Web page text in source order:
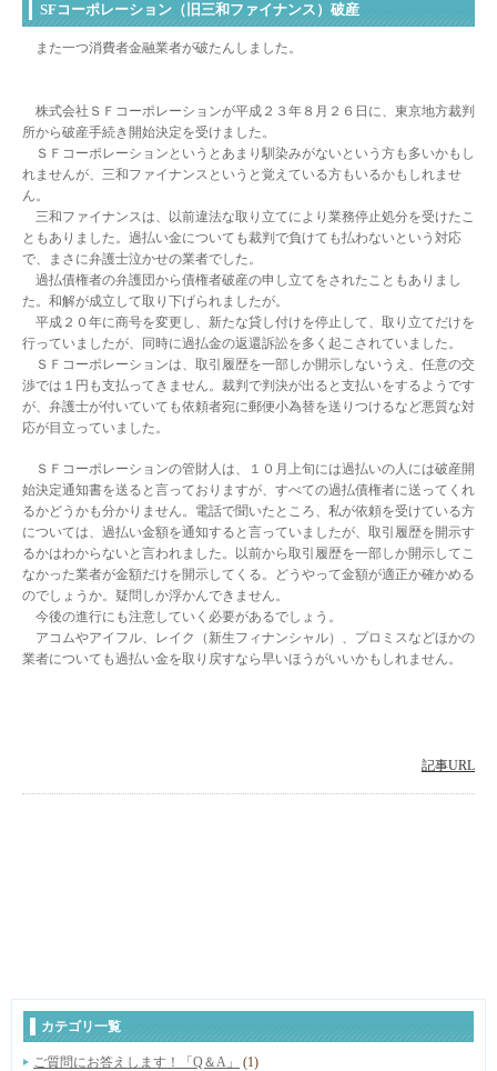
SFコーポレーション（旧三和ファイナンス）破産
また一つ消費者金融業者が破たんしました。
株式会社ＳＦコーポレーションが平成２３年８月２６日に、東京地方裁判
所から破産手続き開始決定を受けました。
ＳＦコーポレーションというとあまり馴染みがないという方も多いかもし
れませんが、三和ファイナンスというと覚えている方もいるかもしれませ
ん。
三和ファイナンスは、以前違法な取り立てにより業務停止処分を受けたこ
ともありました。過払い金についても裁判で負けても払わないという対応
で、まさに弁護士泣かせの業者でした。
過払債権者の弁護団から債権者破産の申し立てをされたこともありまし
た。和解が成立して取り下げられましたが。
平成２０年に商号を変更し、新たな貸し付けを停止して、取り立てだけを
行っていましたが、同時に過払金の返還訴訟を多く起こされていました。
ＳＦコーポレーションは、取引履歴を一部しか開示しないうえ、任意の交
渉では１円も支払ってきません。裁判で判決が出ると支払いをするようです
が、弁護士が付いていても依頼者宛に郵便小為替を送りつけるなど悪質な対
応が目立っていました。
ＳＦコーポレーションの管財人は、１０月上旬には過払いの人には破産開
始決定通知書を送ると言っておりますが、すべての過払債権者に送ってくれ
るかどうかも分かりません。電話で聞いたところ、私が依頼を受けている方
については、過払い金額を通知すると言っていましたが、取引履歴を開示す
るかはわからないと言われました。以前から取引履歴を一部しか開示してこ
なかった業者が金額だけを開示してくる。どうやって金額が適正か確かめる
のでしょうか。疑問しか浮かんできません。
今後の進行にも注意していく必要があるでしょう。
アコムやアイフル、レイク（新生フィナンシャル）、プロミスなどほかの
業者についても過払い金を取り戻すなら早いほうがいいかもしれません。
記事URL
カテゴリ一覧
ご質問にお答えします！「Q＆A」 (1)